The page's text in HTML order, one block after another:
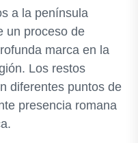
a la península
un proceso de
marca en la
Los restos
diferentes puntos de
presencia romana